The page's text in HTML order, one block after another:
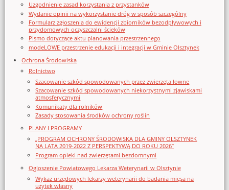
Uzgodnienie zasad korzystania z przystanków
Wydanie opinii na wykorzystanie dróg w sposób szczególny
Formularz zgłoszenia do ewidencji zbiorników bezodpływowych i
przydomowych oczyszczalni ścieków
Pismo dotyczące aktu planowania przestrzennego
modeLOWE przestrzenie edukacji i integracji w Gminie Olsztynek
Ochrona Środowiska
Rolnictwo
Szacowanie szkód spowodowanych przez zwierzęta łowne
Szacowanie szkód spowodowanych niekorzystnymi zjawiskami
atmosferycznymi
Komunikaty dla rolników
Zasady stosowania środków ochrony roślin
PLANY I PROGRAMY
„PROGRAM OCHRONY ŚRODOWISKA DLA GMINY OLSZTYNEK
NA LATA 2019-2022 Z PERSPEKTYWĄ DO ROKU 2026”
Program opieki nad zwierzętami bezdomnymi
Ogloszenie Powiatowego Lekarza Weterynarii w Olsztynie
Wykaz urzędowych lekarzy weterynarii do badania mięsa na
użytek własny